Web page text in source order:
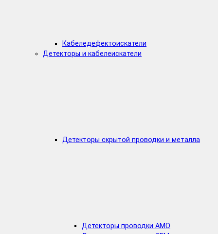
Кабеледефектоискатели
Детекторы и кабелеискатели
Детекторы скрытой проводки и металла
Детекторы проводки AMO